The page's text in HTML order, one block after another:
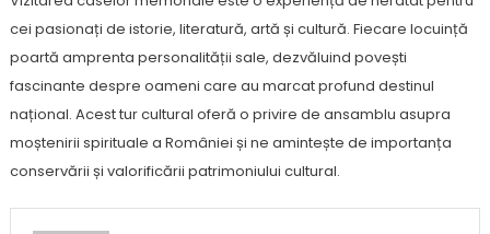
cei pasionați de istorie, literatură, artă și cultură. Fiecare locuință
poartă amprenta personalității sale, dezvăluind povești
fascinante despre oameni care au marcat profund destinul
național. Acest tur cultural oferă o privire de ansamblu asupra
moștenirii spirituale a României și ne amintește de importanța
conservării și valorificării patrimoniului cultural.